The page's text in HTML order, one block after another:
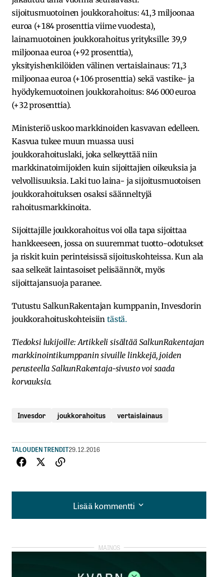
sijoitusmuotoinen joukkorahoitus: 41,3 miljoonaa
euroa (+184 prosenttia viime vuodesta),
lainamuotoinen joukkorahoitus yrityksille: 39,9
miljoonaa euroa (+92 prosenttia),
yksityishenkilöiden välinen vertaislainaus: 71,3
miljoonaa euroa (+106 prosenttia) sekä vastike- ja
hyödykemuotoinen joukkorahoitus: 846 000 euroa
(+32 prosenttia).
Ministeriö uskoo markkinoiden kasvavan edelleen.
Kasvua tukee muun muassa uusi
joukkorahoituslaki, joka selkeyttää niin
markkinatoimijoiden kuin sijoittajien oikeuksia ja
velvollisuuksia. Laki tuo laina- ja sijoitusmuotoisen
joukkorahoituksen osaksi säänneltyjä
rahoitusmarkkinoita.
Sijoittajille joukkorahoitus voi olla tapa sijoittaa
hankkeeseen, jossa on suuremmat tuotto-odotukset
ja riskit kuin perinteisissä sijoituskohteissa. Kun ala
saa selkeät laintasoiset pelisäännöt, myös
sijoittajansuoja paranee.
Tutustu SalkunRakentajan kumppanin, Invesdorin
joukkorahoituskohteisiin tästä.
Tiedoksi lukijoille: Artikkeli sisältää SalkunRakentajan
markkinointikumppanin sivuille linkkejä, joiden
perusteella SalkunRakentaja-sivusto voi saada
korvauksia.
Invesdor joukkorahoitus vertaislainaus
TALOUDEN TRENDIT29.12.2016
Lisää kommentti
Lisää kommentti
kirjautua
rekisteröityä